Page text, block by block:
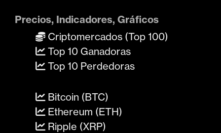
Precios, Indicadores, Gráficos
Criptomercados (Top 100)
Top 10 Ganadoras
Top 10 Perdedoras
Bitcoin (BTC)
Ethereum (ETH)
Ripple (XRP)